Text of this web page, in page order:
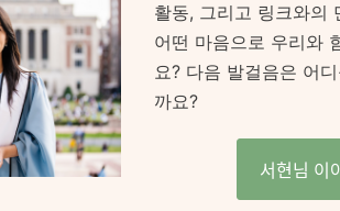
활동, 그리고 링크와의
어떤 마음으로 우리와
요? 다음 발걸음은 어
까요?
서현님 이